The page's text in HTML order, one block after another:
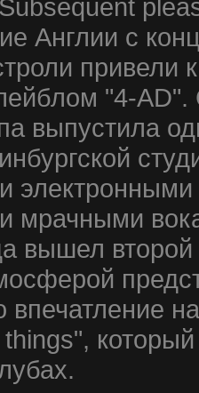
Англии с
привели
"4-AD".
выпустила
мрачными
вышел
впечатление